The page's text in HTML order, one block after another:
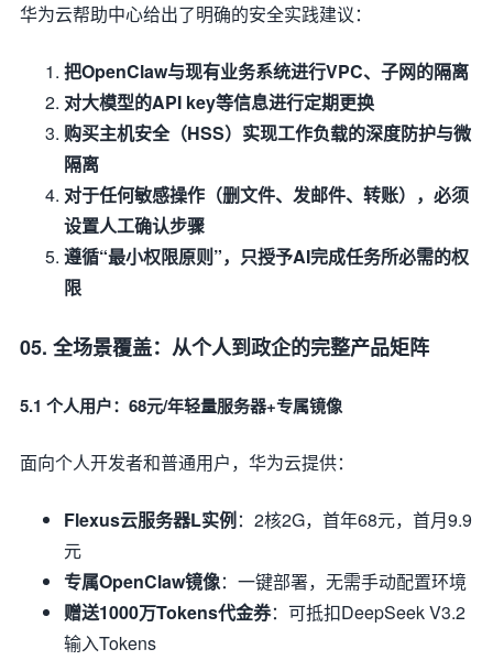
华为云帮助中心给出了明确的安全实践建议：
把OpenClaw与现有业务系统进行VPC、子网的隔离
对大模型的API key等信息进行定期更换
购买主机安全（HSS）实现工作负载的深度防护与微
隔离
对于任何敏感操作（删文件、发邮件、转账），必须
设置人工确认步骤
遵循“最小权限原则”，只授予AI完成任务所必需的权
限
05. 全场景覆盖：从个人到政企的完整产品矩阵
5.1 个人用户：68元/年轻量服务器+专属镜像
面向个人开发者和普通用户，华为云提供：
Flexus云服务器L实例：2核2G，首年68元，首月9.9
元
专属OpenClaw镜像：一键部署，无需手动配置环境
赠送1000万Tokens代金券：可抵扣DeepSeek V3.2
输入Tokens